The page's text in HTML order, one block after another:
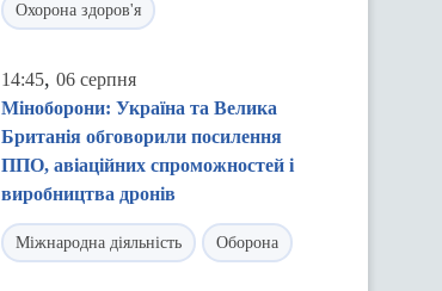
Охорона здоров'я
14:45, 06 серпня
Міноборони: Україна та Велика
Британія обговорили посилення
ППО, авіаційних спроможностей і
виробництва дронів
Міжнародна діяльність Оборона